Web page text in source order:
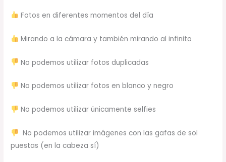
Fotos en diferentes momentos del día
Mirando a la cámara y también mirando al infinito
No podemos utilizar fotos duplicadas
No podemos utilizar fotos en blanco y negro
No podemos utilizar únicamente selfies
No podemos utilizar imágenes con las gafas de sol
puestas (en la cabeza sí)